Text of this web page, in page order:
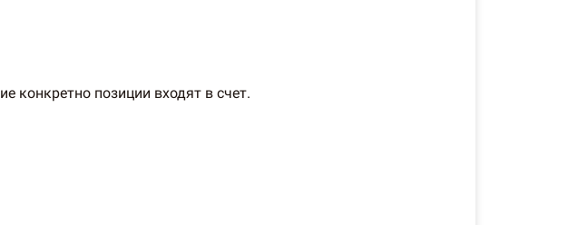
конкретно позиции входят в счет.